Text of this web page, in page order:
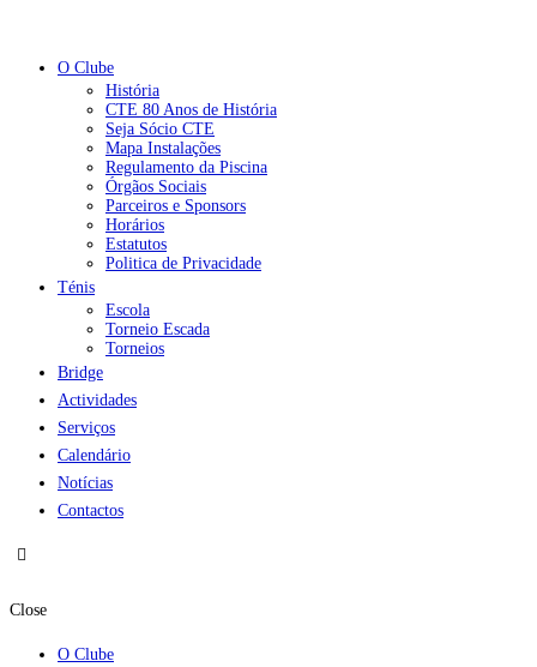
O Clube
História
CTE 80 Anos de História
Seja Sócio CTE
Mapa Instalações
Regulamento da Piscina
Órgãos Sociais
Parceiros e Sponsors
Horários
Estatutos
Politica de Privacidade
Ténis
Escola
Torneio Escada
Torneios
Bridge
Actividades
Serviços
Calendário
Notícias
Contactos
Close
O Clube